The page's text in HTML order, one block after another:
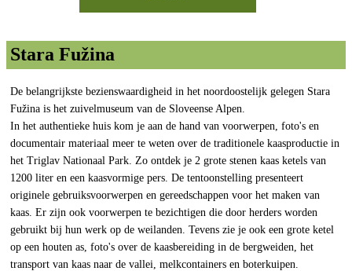
Stara Fužina
De belangrijkste bezienswaardigheid in het noordoostelijk gelegen Stara
Fužina is het zuivelmuseum van de Sloveense Alpen.
In het authentieke huis kom je aan de hand van voorwerpen, foto's en
documentair materiaal meer te weten over de traditionele kaasproductie in
het Triglav Nationaal Park. Zo ontdek je 2 grote stenen kaas ketels van
1200 liter en een kaasvormige pers. De tentoonstelling presenteert
originele gebruiksvoorwerpen en gereedschappen voor het maken van
kaas. Er zijn ook voorwerpen te bezichtigen die door herders worden
gebruikt bij hun werk op de weilanden. Tevens zie je ook een grote ketel
op een houten as, foto's over de kaasbereiding in de bergweiden, het
transport van kaas naar de vallei, melkcontainers en boterkuipen.